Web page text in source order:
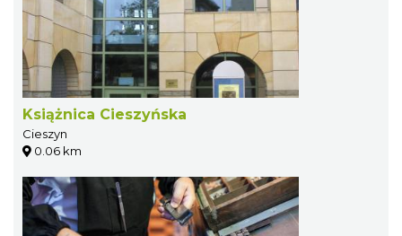
Książnica Cieszyńska
Cieszyn
0.06 km